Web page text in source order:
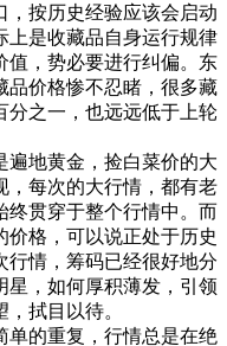
，按历史经验应该会启动
上是收藏品自身运行规律
值，势必要进行纠偏。东
品价格惨不忍睹，很多藏
分之一，也远远低于上轮
地黄金，捡白菜价的大
，每次的大行情，都有老
终贯穿于整个行情中。而
价格，可以说正处于历史
行情，筹码已经很好地分
星，如何厚积薄发，引领
拭目以待。
的重复，行情总是在绝